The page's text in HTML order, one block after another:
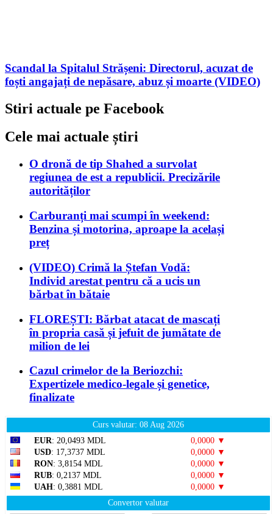
Scandal la Spitalul Strășeni: Directorul, acuzat de
foști angajați de nepăsare, abuz și moarte (VIDEO)
Stiri actuale pe Facebook
Cele mai actuale știri
O dronă de tip Shahed a survolat
regiunea de est a republicii. Precizările
autorităților
Carburanți mai scumpi în weekend:
Benzina și motorina, aproape la același
preț
(VIDEO) Crimă la Ștefan Vodă:
Individ arestat pentru că a ucis un
bărbat în bătaie
FLOREȘTI: Bărbat atacat de mascați
în propria casă și jefuit de jumătate de
milion de lei
Cazul crimelor de la Beriozchi:
Expertizele medico-legale și genetice,
finalizate
Curs valutar: 08 Aug 2026
EUR: 20,0493 MDL
0,0000 ▼
USD: 17,3737 MDL
0,0000 ▼
RON: 3,8154 MDL
0,0000 ▼
RUB: 0,2137 MDL
0,0000 ▼
UAH: 0,3881 MDL
0,0000 ▼
Convertor valutar